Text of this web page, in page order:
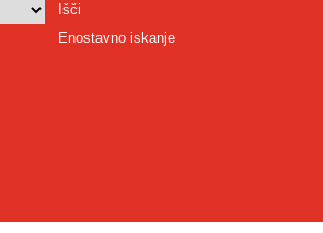
Išči
Enostavno iskanje